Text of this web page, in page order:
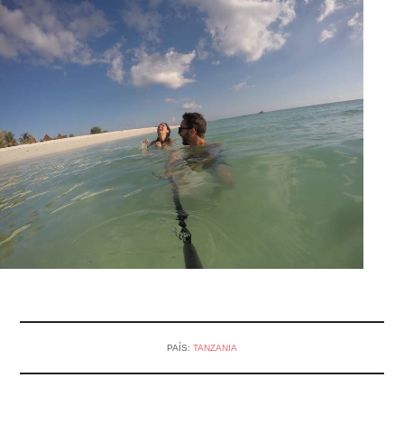
PAÍS: TANZANIA